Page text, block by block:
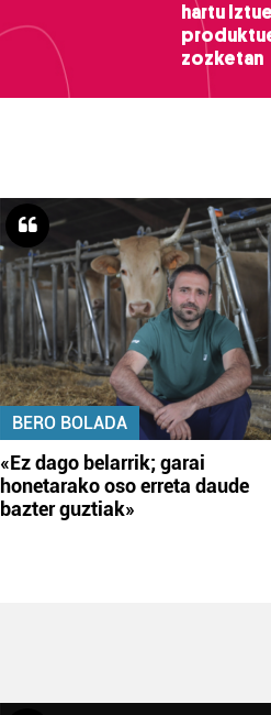
hartu
zozketan
BERO BOLADA
«Ez dago belarrik; garai
honetarako oso erreta daude
bazter guztiak»